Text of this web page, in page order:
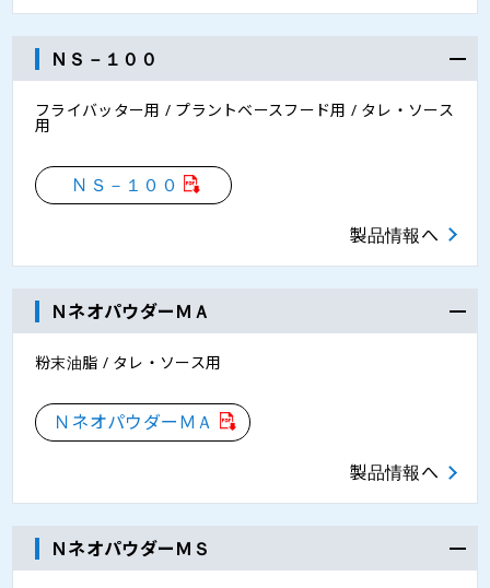
ＮＳ－１００
フライバッター用 / プラントベースフード用 / タレ・ソース
用
ＮＳ－１００
製品情報へ
ＮネオパウダーＭＡ
粉末油脂 / タレ・ソース用
ＮネオパウダーＭＡ
製品情報へ
ＮネオパウダーＭＳ